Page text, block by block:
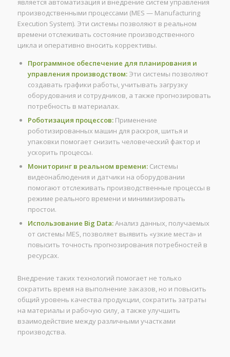
производственными процессами (MES — Manufacturing
Execution System). Эти системы позволяют в реальном
времени отслеживать состояние производственного
цикла и оперативно вносить коррективы.
Программное обеспечение для планирования и
управления производством:Эти системы позволяют
создавать графики работы, учитывать загрузку
оборудования и сотрудников, а также прогнозировать
потребность в материалах.
Роботизация процессов:Применение
роботизированных машин для раскроя, шитья и
упаковки помогает снизить человеческий фактор и
ускорить процессы.
Мониторинг в реальном времени:Системы
видеонаблюдения и датчики на оборудовании
помогают отслеживать производственные процессы в
режиме реального времени и минимизировать
простои.
Использование Big Data:Анализ данных, получаемых
от системы MES, позволяет выявить «узкие места» и
повысить точность прогнозирования потребностей в
ресурсах.
Внедрение таких технологий помогает не только
сократить время на выполнение заказов, но и повысить
общий уровень качества продукции, сократить затраты
на материалы и рабочую силу, а также улучшить
взаимодействие между различными участками
производства.